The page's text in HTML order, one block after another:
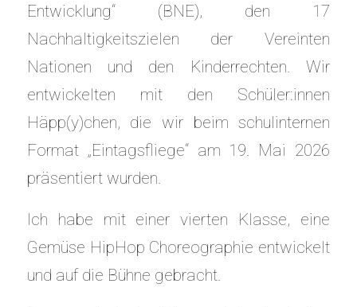
Entwicklung“ (BNE), den 17
Nachhaltigkeitszielen der Vereinten
Nationen und den Kinderrechten. Wir
entwickelten mit den Schüler:innen
Häpp(y)chen, die wir beim schulinternen
Format „Eintagsfliege“ am 19. Mai 2026
präsentiert wurden.
Ich habe mit einer vierten Klasse, eine
Gemüse HipHop Choreographie entwickelt
und auf die Bühne gebracht.